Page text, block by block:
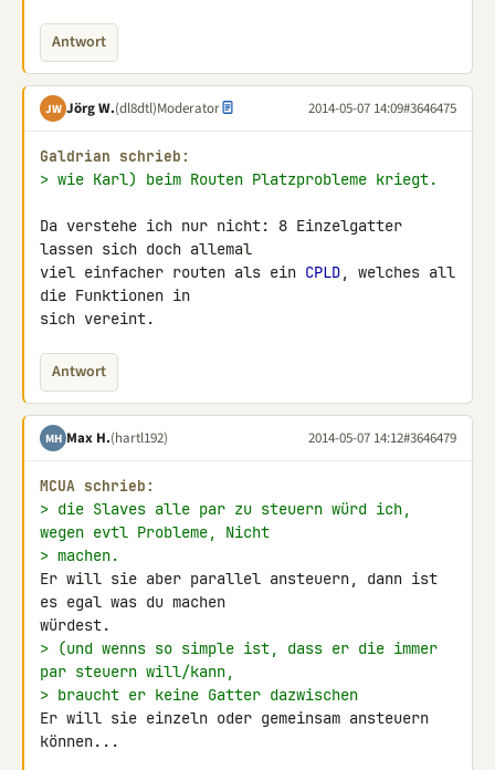
Antwort
JW Jörg W.(dl8dtl)Moderator 2014-05-07 14:09#3646475
Galdrian schrieb:
> wie Karl) beim Routen Platzprobleme kriegt.
Da verstehe ich nur nicht: 8 Einzelgatter
lassen sich doch allemal
viel einfacher routen als ein CPLD, welches all
die Funktionen in
sich vereint.
Antwort
MH Max H.(hartl192) 2014-05-07 14:12#3646479
MCUA schrieb:
> die Slaves alle par zu steuern würd ich,
wegen evtl Probleme, Nicht
> machen.
Er will sie aber parallel ansteuern, dann ist
es egal was du machen
> (und wenns so simple ist, dass er die immer
par steuern will/kann,
> braucht er keine Gatter dazwischen
Er will sie einzeln oder gemeinsam ansteuern
können...